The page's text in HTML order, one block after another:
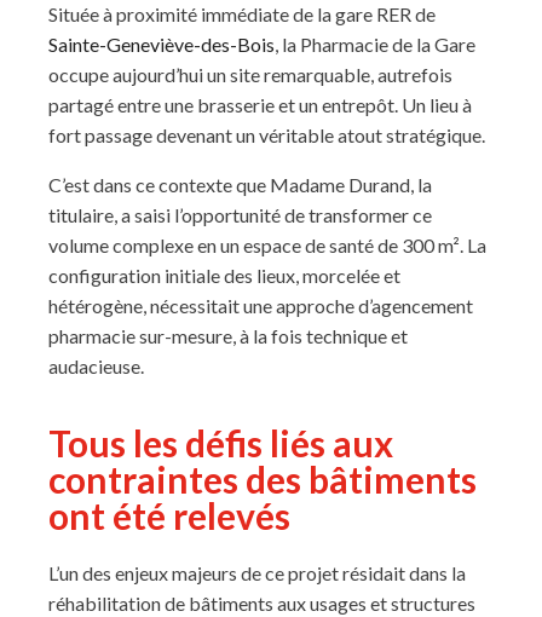
Située à proximité immédiate de la gare RER de
Sainte-Geneviève-des-Bois, la Pharmacie de la Gare
occupe aujourd’hui un site remarquable, autrefois
partagé entre une brasserie et un entrepôt. Un lieu à
fort passage devenant un véritable atout stratégique.
C’est dans ce contexte que Madame Durand, la
titulaire, a saisi l’opportunité de transformer ce
volume complexe en un espace de santé de 300 m². La
configuration initiale des lieux, morcelée et
hétérogène, nécessitait une approche d’agencement
pharmacie sur-mesure, à la fois technique et
audacieuse.
Tous les défis liés aux
contraintes des bâtiments
ont été relevés
L’un des enjeux majeurs de ce projet résidait dans la
réhabilitation de bâtiments aux usages et structures